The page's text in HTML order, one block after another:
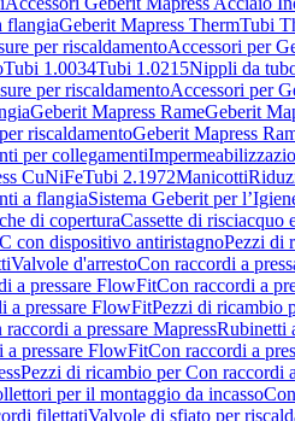
flangiaGeberit Mapress ThermTubi
per riscaldamentoAccessori per
Tubi 1.0034Tubi 1.0215Nippli da
per riscaldamentoAccessori per
Geberit Mapress RameGeberit
riscaldamentoGeberit Mapress
per collegamenti
CuNiFeTubi 2.1972Manicotti
a flangiaSistema Geberit per
di coperturaCassette di risciacquo
con dispositivo antiristagnoPezzi di
Valvole d'arrestoCon raccordi a
a pressare FlowFitCon raccordi a
a pressare FlowFitPezzi di ricambio
a pressare MapressRubinetti
a pressare FlowFitCon raccordi a
Pezzi di ricambio per Con raccordi
per il montaggio da incasso
filettatiValvole di sfiato per